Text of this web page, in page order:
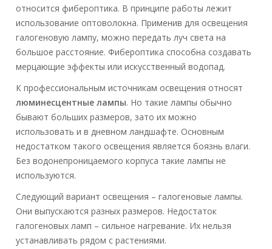
относится фибероптика. В принципе работы лежит
использование оптоволокна. Применив для освещения
галогеновую лампу, можно передать луч света на
большое расстояние. Фибероптика способна создавать
мерцающие эффекты или искусственный водопад.
К профессиональным источникам освещения относят
люминесцентные лампы. Но такие лампы обычно
бывают больших размеров, зато их можно
использовать и в дневном ландшафте. Основным
недостатком такого освещения является боязнь влаги.
Без водонепроницаемого корпуса такие лампы не
используются.
Следующий вариант освещения – галогеновые лампы.
Они выпускаются разных размеров. Недостаток
галогеновых ламп – сильное нагревание. Их нельзя
устанавливать рядом с растениями.